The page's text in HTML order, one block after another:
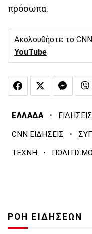
πρόσωπα.
Ακολουθήστε το
YouTube
ΕΛΛΑΔΑ · ΕΙΔΗΣΕΙΣ
CNN ΕΙΔΗΣΕΙΣ ·
ΤΕΧΝΗ ·
ΡΟΗ ΕΙΔΗΣΕΩΝ